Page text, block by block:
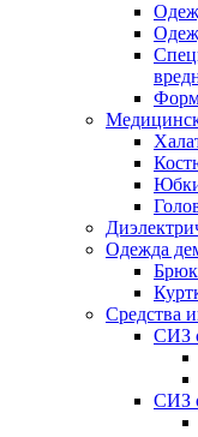
Одежда
Средства
СИЗ
СИЗ